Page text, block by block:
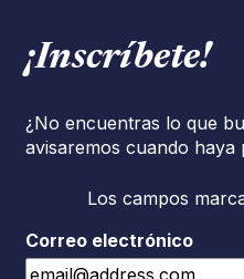
¡Inscríbete!
¿No encuentras lo que
avisaremos cuando haya
Los campos
Correo electrónico